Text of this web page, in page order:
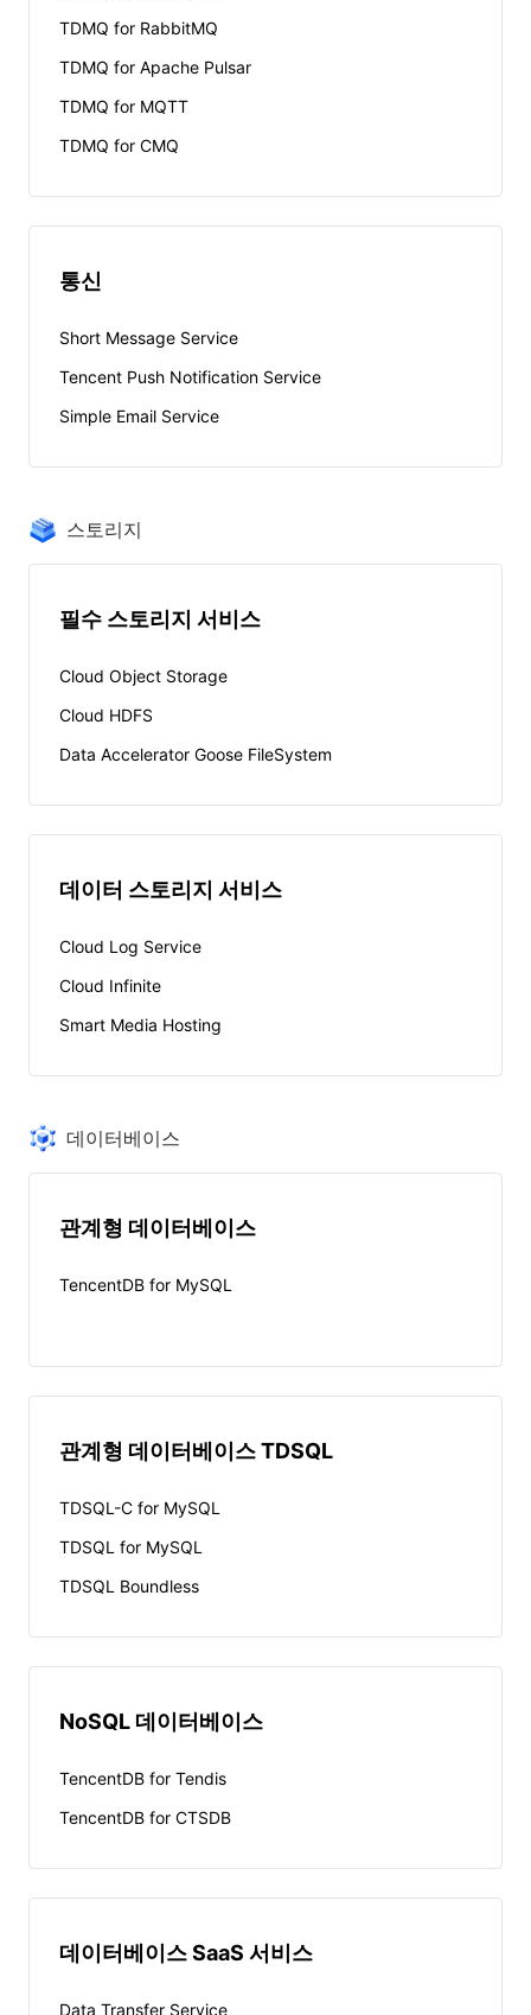
TDMQ for RabbitMQ
TDMQ for Apache Pulsar
TDMQ for MQTT
TDMQ for CMQ
통신
Short Message Service
Tencent Push Notification Service
Simple Email Service
스토리지
필수 스토리지 서비스
Cloud Object Storage
Cloud HDFS
Data Accelerator Goose FileSystem
데이터 스토리지 서비스
Cloud Log Service
Cloud Infinite
Smart Media Hosting
데이터베이스
관계형 데이터베이스
TencentDB for MySQL
관계형 데이터베이스 TDSQL
TDSQL-C for MySQL
TDSQL for MySQL
TDSQL Boundless
NoSQL 데이터베이스
TencentDB for Tendis
TencentDB for CTSDB
데이터베이스 SaaS 서비스
Data Transfer Service